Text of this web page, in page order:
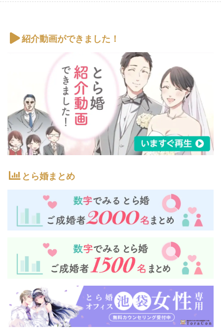
紹介動画ができました！
とら婚まとめ